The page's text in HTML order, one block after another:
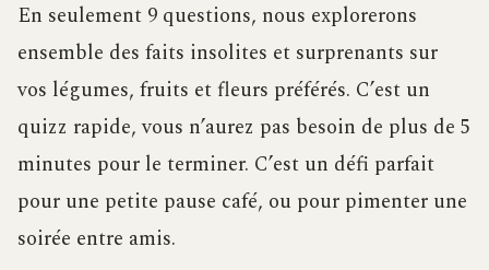
En seulement 9 questions, nous explorerons
ensemble des faits insolites et surprenants sur
vos légumes, fruits et fleurs préférés. C’est un
quizz rapide, vous n’aurez pas besoin de plus de 5
minutes pour le terminer. C’est un défi parfait
pour une petite pause café, ou pour pimenter une
soirée entre amis.